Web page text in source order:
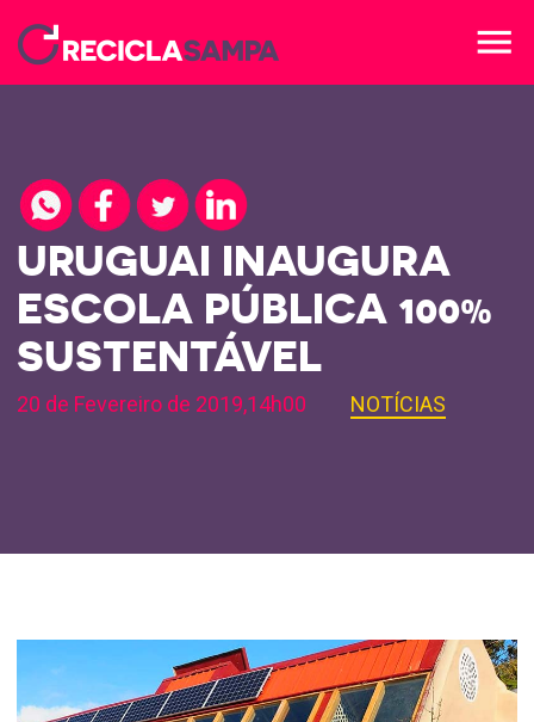
menu
URUGUAI INAUGURA
ESCOLA PÚBLICA 100%
SUSTENTÁVEL
20 de Fevereiro de 2019,14h00 NOTÍCIAS